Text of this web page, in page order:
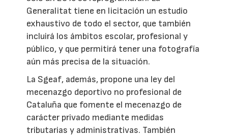
Generalitat tiene en licitación un estudio
exhaustivo de todo el sector, que también
incluirá los ámbitos escolar, profesional y
público, y que permitirá tener una fotografía
aún más precisa de la situación.
La Sgeaf, además, propone una ley del
mecenazgo deportivo no profesional de
Cataluña que fomente el mecenazgo de
carácter privado mediante medidas
tributarias y administrativas. También